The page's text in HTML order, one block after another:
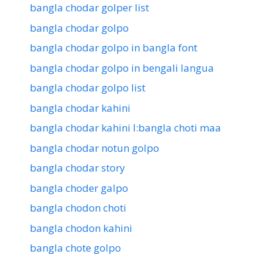
bangla chodar golper list
bangla chodar golpo
bangla chodar golpo in bangla font
bangla chodar golpo in bengali langua
bangla chodar golpo list
bangla chodar kahini
bangla chodar kahini l:bangla choti maa
bangla chodar notun golpo
bangla chodar story
bangla choder galpo
bangla chodon choti
bangla chodon kahini
bangla chote golpo